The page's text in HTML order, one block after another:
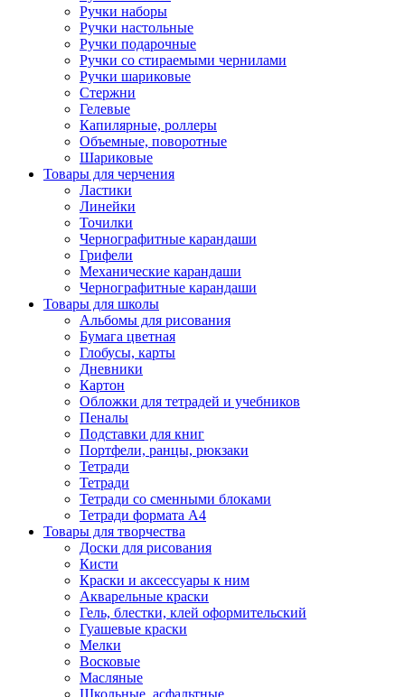
Ручки наборы
Ручки настольные
Ручки подарочные
Ручки со стираемыми чернилами
Ручки шариковые
Стержни
Гелевые
Капилярные, роллеры
Объемные, поворотные
Шариковые
Товары для черчения
Ластики
Линейки
Точилки
Чернографитные карандаши
Грифели
Механические карандаши
Чернографитные карандаши
Товары для школы
Альбомы для рисования
Бумага цветная
Глобусы, карты
Дневники
Картон
Обложки для тетрадей и учебников
Пеналы
Подставки для книг
Портфели, ранцы, рюкзаки
Тетради
Тетради
Тетради со сменными блоками
Тетради формата А4
Товары для творчества
Доски для рисования
Кисти
Краски и аксессуары к ним
Акварельные краски
Гель, блестки, клей оформительский
Гуашевые краски
Мелки
Восковые
Масляные